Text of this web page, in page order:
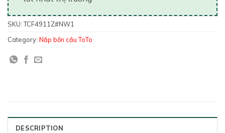
SKU:TCF4911Z#NW1
Category: Nắp bồn cầu ToTo
DESCRIPTION